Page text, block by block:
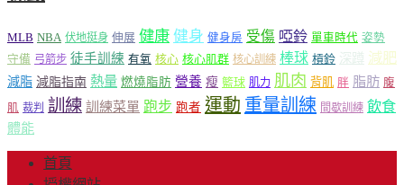
MLB NBA 伏地挺身 伸展 健康 健身 健身房 受傷 啞鈴 單車時代 姿勢
守備 弓箭步 徒手訓練 有氧 核心 核心肌群 核心訓練 棒球 槓鈴 深蹲 減肥
減脂 減脂指南 熱量 燃燒脂肪 營養 瘦 籃球 肌力 肌肉 背肌 胖 脂肪 腹
肌 裁判 訓練 訓練菜單 跑步 跑者 運動 重量訓練 間歇訓練 飲食
體能
首頁